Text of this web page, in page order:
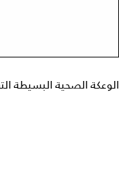
الوعكة الصحية البسيطة